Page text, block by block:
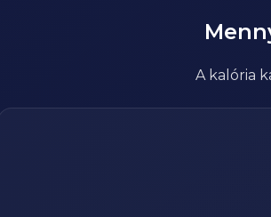
A kalória